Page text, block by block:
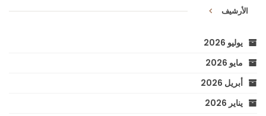
الأرشيف
يوليو 2026
مايو 2026
أبريل 2026
يناير 2026